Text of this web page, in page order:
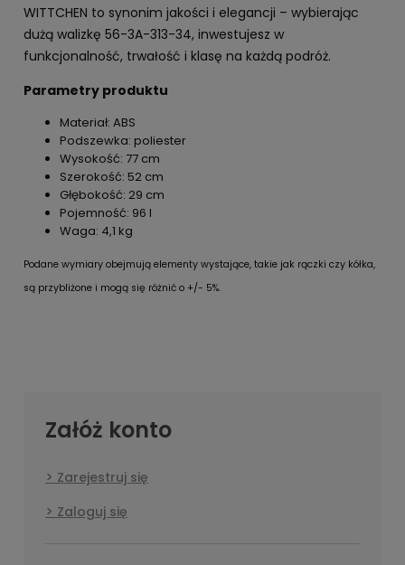
WITTCHEN to synonim jakości i elegancji – wybierając
dużą walizkę 56-3A-313-34, inwestujesz w
funkcjonalność, trwałość i klasę na każdą podróż.
Parametry produktu
Materiał: ABS
Podszewka: poliester
Wysokość: 77 cm
Szerokość: 52 cm
Głębokość: 29 cm
Pojemność: 96 l
Waga: 4,1 kg
Podane wymiary obejmują elementy wystające, takie jak rączki czy kółka,
są przybliżone i mogą się różnić o +/- 5%.
Załóż konto
Zarejestruj się
Zaloguj się